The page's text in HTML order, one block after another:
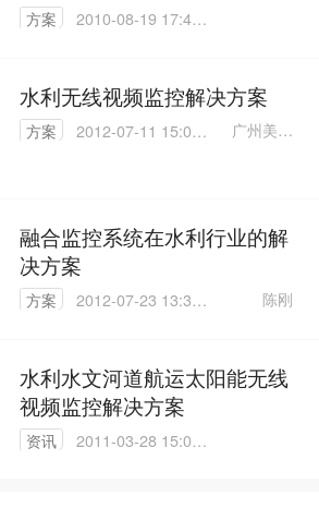
方案
2010-08-19 17:43:
水利无线视频监控解决方案
方案
2012-07-11 15:05:
广州美电
融合监控系统在水利行业的解
决方案
方案
2012-07-23 13:30:
陈刚
水利水文河道航运太阳能无线
视频监控解决方案
资讯
2011-03-28 15:08: